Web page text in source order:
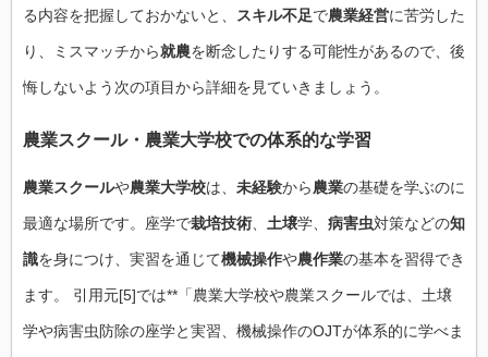
る内容を把握しておかないと、 スキル不足で農業経営に苦労した
り、ミスマッチから就農を断念したりする可能性があるので、後
悔しないよう次の項目から詳細を見ていきましょう。
農業スクール・農業大学校での体系的な学習
農業スクールや農業大学校は、 未経験から農業の基礎を学ぶのに
最適な場所です。座学で栽培技術、 土壌学、 病害虫対策などの知
識を身につけ、実習を通じて機械操作や農作業の基本を習得でき
ます。 引用元[5]では**「農業大学校や農業スクールでは、土壌
学や病害虫防除の座学と実習、機械操作のOJTが体系的に学べま